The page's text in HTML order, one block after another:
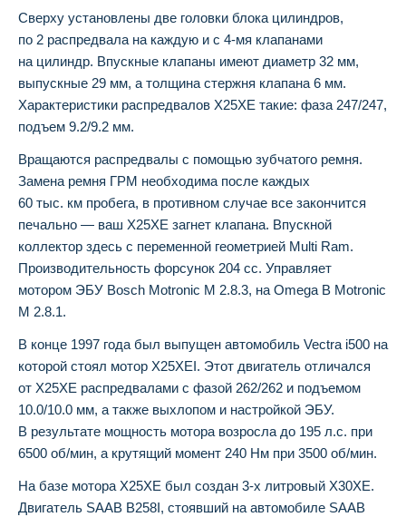
Сверху установлены две головки блока цилиндров,
по 2 распредвала на каждую и с 4-мя клапанами
на цилиндр. Впускные клапаны имеют диаметр 32 мм,
выпускные 29 мм, а толщина стержня клапана 6 мм.
Характеристики распредвалов Х25ХЕ такие: фаза 247/247,
подъем 9.2/9.2 мм.
Вращаются распредвалы с помощью зубчатого ремня.
Замена ремня ГРМ необходима после каждых
60 тыс. км пробега, в противном случае все закончится
печально — ваш X25XE загнет клапана. Впускной
коллектор здесь с переменной геометрией Multi Ram.
Производительность форсунок 204 сс. Управляет
мотором ЭБУ Bosch Motronic M 2.8.3, на Omega B Motronic
M 2.8.1.
В конце 1997 года был выпущен автомобиль Vectra i500 на
которой стоял мотор X25XEI. Этот двигатель отличался
от X25XE распредвалами с фазой 262/262 и подъемом
10.0/10.0 мм, а также выхлопом и настройкой ЭБУ.
В результате мощность мотора возросла до 195 л.с. при
6500 об/мин, а крутящий момент 240 Нм при 3500 об/мин.
На базе мотора X25XE был создан 3-х литровый X30XE.
Двигатель SAAB B258I, стоявший на автомобиле SAAB